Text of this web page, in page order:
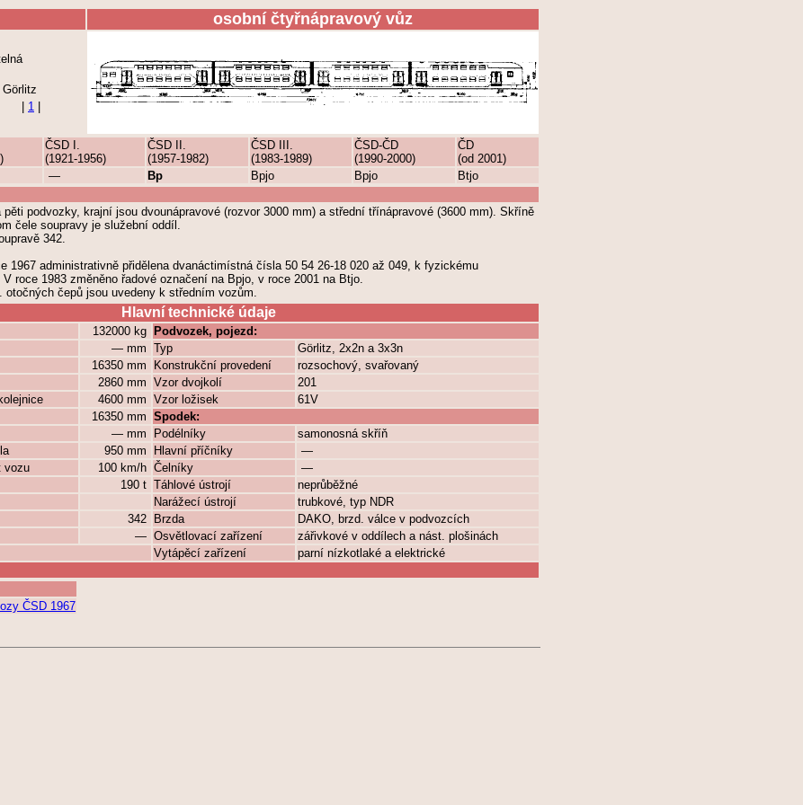
osobní čtyřnápravový vůz
1
ČSD I.
(1921-1956)
ČSD II.
(1957-1982)
ČSD III.
(1983-1989)
ČSD-ČD
(1990-2000)
ČD
(od 2001)
— Bp Bpjo Bpjo Btjo
podvozky, krajní jsou dvounápravové (rozvor 3000 mm) a střední třínápravové (3600 mm). Skříně
čele soupravy je služební oddíl.
342.
1967 administrativně přidělena dvanáctimístná čísla 50 54 26-18 020 až 049, k fyzickému
roce 1983 změněno řadové označení na Bpjo, v roce 2001 na Btjo.
otočných čepů jsou uvedeny k středním vozům.
Hlavní technické údaje
132000 kg
Podvozek, pojezd:
— mm Typ
Görlitz, 2x2n a 3x3n
16350 mm Konstrukční provedení
rozsochový, svařovaný
2860 mm Vzor dvojkolí
201
4600 mm Vzor ložisek
61V
16350 mm Spodek:
— mm Podélníky
samonosná skříň
950 mm Hlavní příčníky
—
vozu
100 km/h Čelníky
—
190 t Táhlové ústrojí
neprůběžné
Narážecí ústrojí
trubkové, typ NDR
342 Brzda
DAKO, brzd. válce v podvozcích
— Osvětlovací zařízení
zářivkové v oddílech a nást. plošinách
Vytápěcí zařízení
parní nízkotlaké a elektrické
ČSD 1967